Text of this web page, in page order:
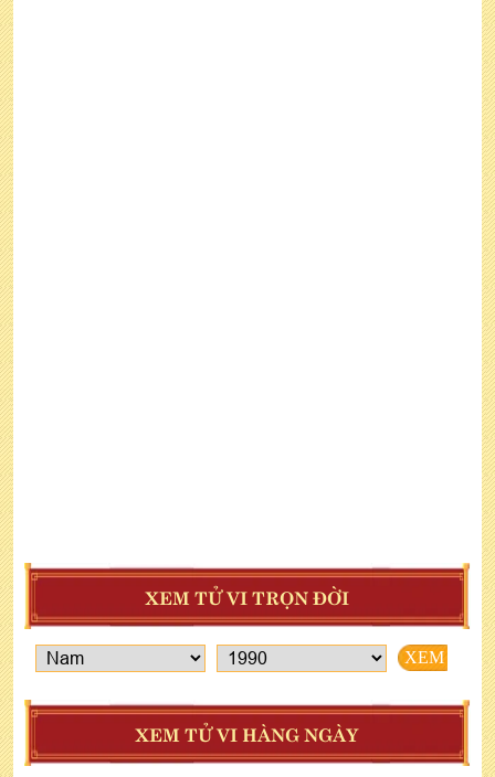
XEM TỬ VI TRỌN ĐỜI
XEM
XEM TỬ VI HÀNG NGÀY